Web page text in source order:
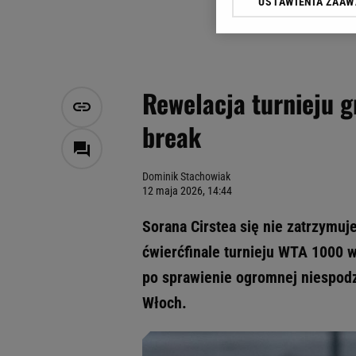
Rewelacja turnieju
break
Dominik Stachowiak
12 maja 2026, 14:44
Sorana Cirstea się nie
ćwierćfinale turnieju WTA 1000
po sprawienie ogromnej
Włoch.
Klikając „Akceptuję”
Zaufanych Partnerów i
My, nasi Zaufani
Użycie dokładnych